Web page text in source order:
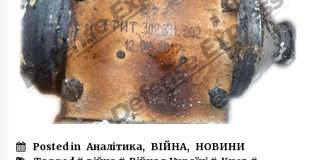
Posted in Аналітика, ВІЙНА, НОВИНИ